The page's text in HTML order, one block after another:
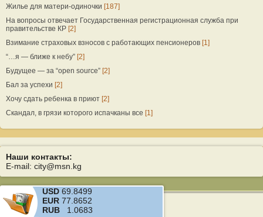
Жилье для матери-одиночки [187]
На вопросы отвечает Государственная регистрационная служба при
правительстве КР [2]
Взимание страховых взносов с работающих пенсионеров [1]
“…я — ближе к небу” [2]
Будущее — за “open source” [2]
Бал за успехи [2]
Хочу сдать ребенка в приют [2]
Скандал, в грязи которого испачканы все [1]
Наши контакты:
E-mail: city@msn.kg
USD 69.8499
EUR 77.8652
RUB 1.0683